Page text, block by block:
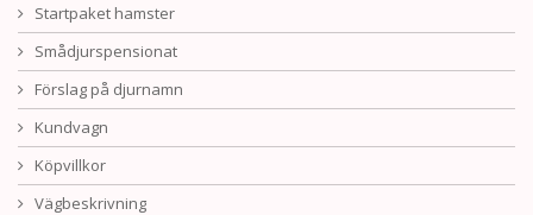
Startpaket hamster
Smådjurspensionat
Förslag på djurnamn
Kundvagn
Köpvillkor
Vägbeskrivning